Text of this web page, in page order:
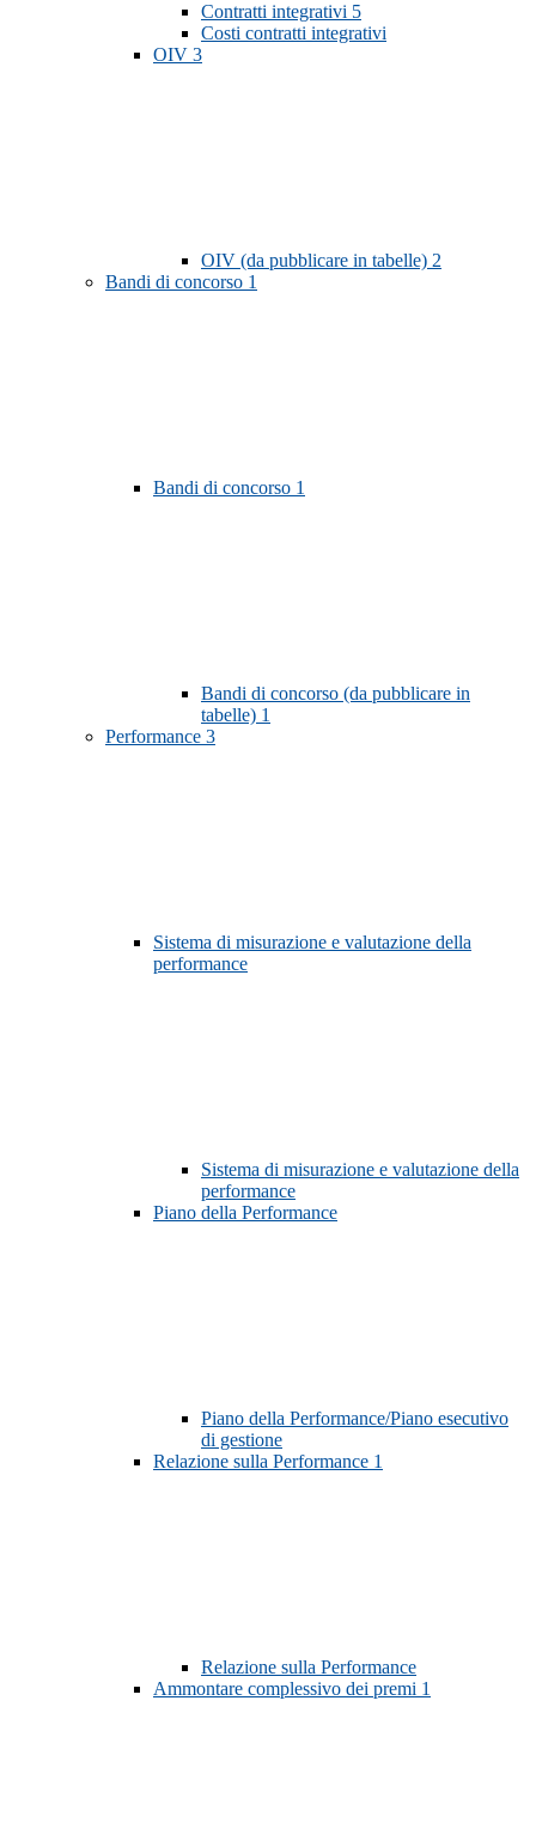
Contratti integrativi 5
Costi contratti integrativi
OIV 3
OIV (da pubblicare in tabelle) 2
Bandi di concorso 1
Bandi di concorso 1
Bandi di concorso (da pubblicare in
tabelle) 1
Performance 3
Sistema di misurazione e valutazione della
performance
Sistema di misurazione e valutazione della
performance
Piano della Performance
Piano della Performance/Piano esecutivo
di gestione
Relazione sulla Performance 1
Relazione sulla Performance
Ammontare complessivo dei premi 1